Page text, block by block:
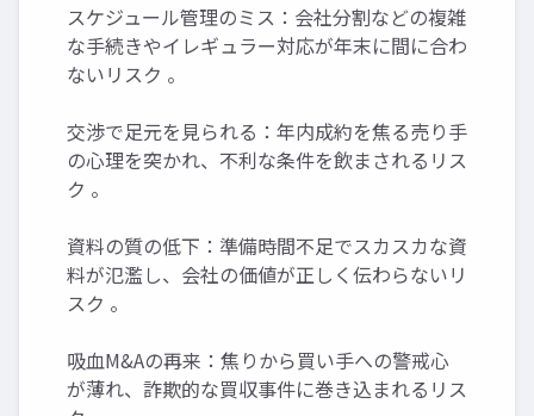
スケジュール管理のミス：会社分割などの複雑
な手続きやイレギュラー対応が年末に間に合わ
ないリスク 。
交渉で足元を見られる：年内成約を焦る売り手
の心理を突かれ、不利な条件を飲まされるリス
ク 。
資料の質の低下：準備時間不足でスカスカな資
料が氾濫し、会社の価値が正しく伝わらないリ
スク 。
吸血M&Aの再来：焦りから買い手への警戒心
が薄れ、詐欺的な買収事件に巻き込まれるリス